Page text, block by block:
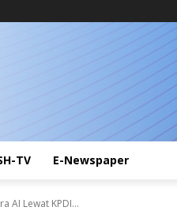
TV E-Newspaper
AI Lewat KPDI...